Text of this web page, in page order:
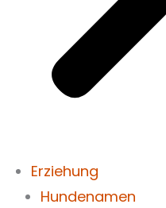
Erziehung
Hundenamen